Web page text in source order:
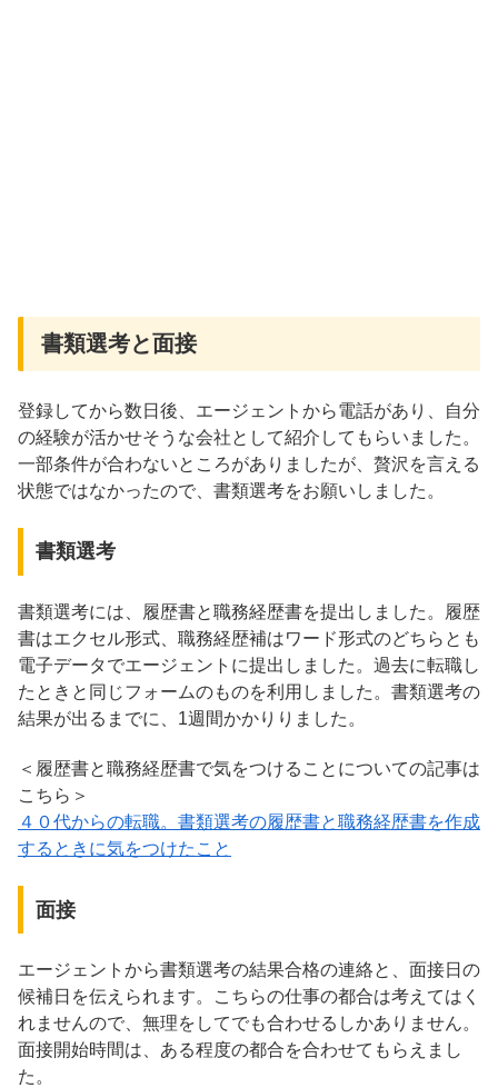
書類選考と面接
登録してから数日後、エージェントから電話があり、自分
の経験が活かせそうな会社として紹介してもらいました。
一部条件が合わないところがありましたが、贅沢を言える
状態ではなかったので、書類選考をお願いしました。
書類選考
書類選考には、履歴書と職務経歴書を提出しました。履歴
書はエクセル形式、職務経歴補はワード形式のどちらとも
電子データでエージェントに提出しました。過去に転職し
たときと同じフォームのものを利用しました。書類選考の
結果が出るまでに、1週間かかりりました。
＜履歴書と職務経歴書で気をつけることについての記事は
こちら＞
４０代からの転職。書類選考の履歴書と職務経歴書を作成
するときに気をつけたこと
面接
エージェントから書類選考の結果合格の連絡と、面接日の
候補日を伝えられます。こちらの仕事の都合は考えてはく
れませんので、無理をしてでも合わせるしかありません。
面接開始時間は、ある程度の都合を合わせてもらえまし
た。